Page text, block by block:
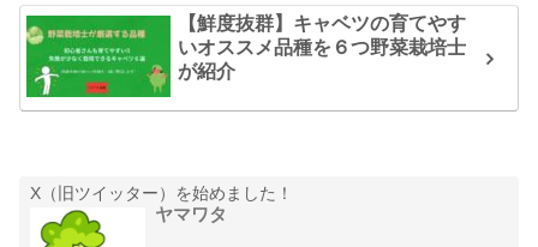
【鮮度抜群】キャベツの育てやす
いオススメ品種を６つ野菜栽培士
が紹介
X（旧ツイッター）を始めました！
ヤマワタ